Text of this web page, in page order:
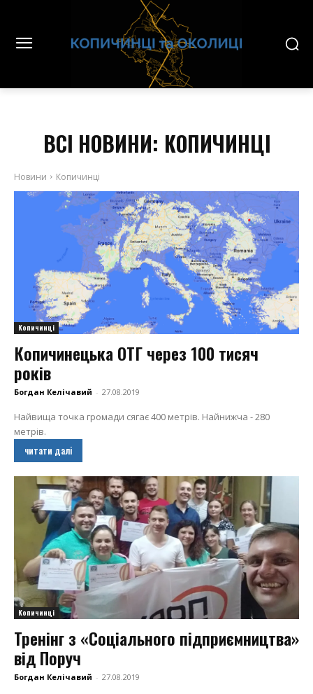
ВСІ НОВИНИ: КОПИЧИНЦІ
Новини Копичинці
Копичинці
Копичинецька ОТГ через 100 тисяч
років
Богдан Келічавий - 27.08.2019
Найвища точка громади сягає 400 метрів. Найнижча - 280
метрів.
читати далі
Копичинці
Тренінг з «Соціального підприємництва»
від Поруч
Богдан Келічавий - 27.08.2019